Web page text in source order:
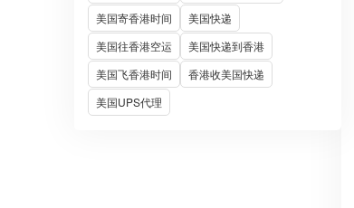
美国寄香港时间
美国快递
美国往香港空运
美国快递到香港
美国飞香港时间
香港收美国快递
美国UPS代理